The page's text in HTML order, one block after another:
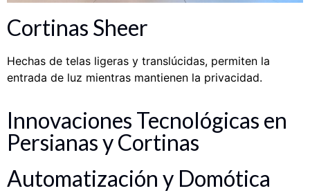
Cortinas Sheer
Hechas de telas ligeras y translúcidas, permiten la
entrada de luz mientras mantienen la privacidad.
Innovaciones Tecnológicas en
Persianas y Cortinas
Automatización y Domótica